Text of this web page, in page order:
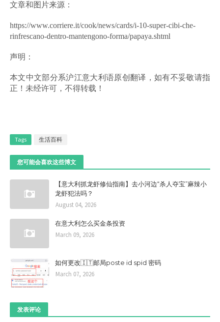
文章和图片来源：
https://www.corriere.it/cook/news/cards/i-10-super-cibi-che-
rinfrescano-dentro-mantengono-forma/papaya.shtml
声明：
本文中文部分系沪江意大利语原创翻译，如有不妥敬请指
正！未经许可，不得转载！
Tags 生活百科
您可能会喜欢这些博文
【意大利抓龙虾修仙指南】去小河边“杀人夺宝”麻辣小
龙虾犯法吗？
August 04, 2026
在意大利怎么买金条投资
March 09, 2026
如何更改🇮🇹邮局poste id spid 密码
March 07, 2026
发表评论